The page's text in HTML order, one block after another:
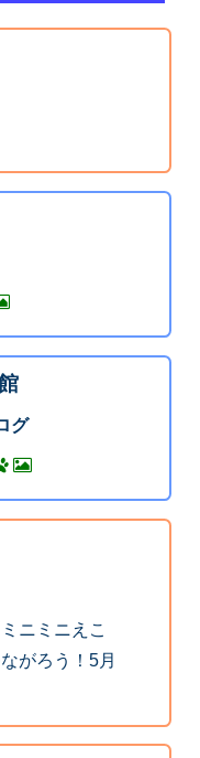
グ
ニミニえこ
がろう！5月